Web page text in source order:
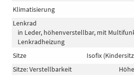
Klimatisierung
Lenkrad
in Leder, höhenverstellbar, mit
Lenkradheizung
Sitze
Isofix
Sitze: Verstellbarkeit